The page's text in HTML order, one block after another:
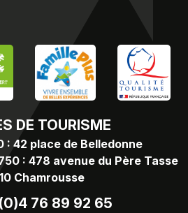
DE TOURISME
: 42 place de Belledonne
: 478 avenue du Père Tasse
Chamrousse
76 89 92 65